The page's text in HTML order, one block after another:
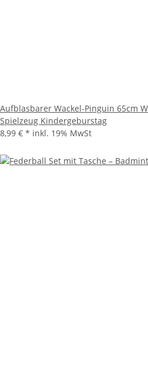
Aufblasbarer Wackel-Pinguin 65cm
Spielzeug Kindergeburstag
8,99 € * inkl. 19% MwSt